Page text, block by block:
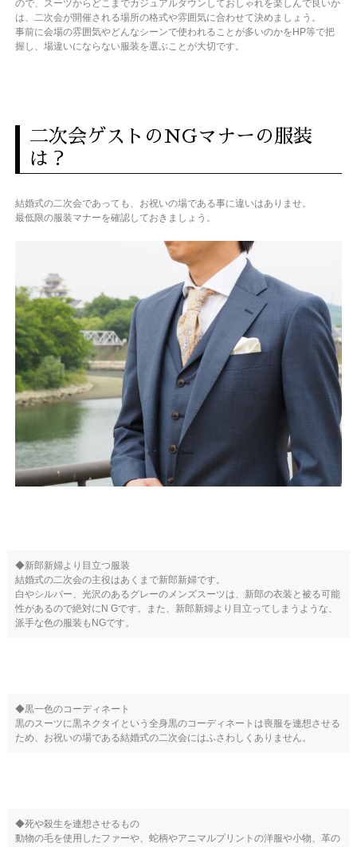
ので、スーツからどこまでカジュアルダウンしておしゃれを楽しんで良いか
は、二次会が開催される場所の格式や雰囲気に合わせて決めましょう。
事前に会場の雰囲気やどんなシーンで使われることが多いのかをHP等で把
握し、場違いにならない服装を選ぶことが大切です。
二次会ゲストのNGマナーの服装
は？
結婚式の二次会であっても、お祝いの場である事に違いはありませ。
最低限の服装マナーを確認しておきましょう。
◆新郎新婦より目立つ服装
結婚式の二次会の主役はあくまで新郎新婦です。
白やシルバー、光沢のあるグレーのメンズスーツは、新郎の衣装と被る可能
性があるので絶対にN Gです。また、新郎新婦より目立ってしまうような、
派手な色の服装もNGです。
◆黒一色のコーディネート
黒のスーツに黒ネクタイという全身黒のコーディネートは喪服を連想させる
ため、お祝いの場である結婚式の二次会にはふさわしくありません。
◆死や殺生を連想させるもの
動物の毛を使用したファーや、蛇柄やアニマルプリントの洋服や小物、革の